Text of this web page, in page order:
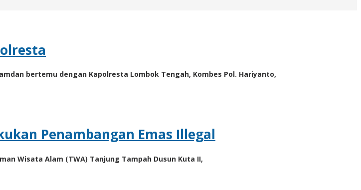
bertemu dengan Kapolresta Lombok Tengah, Kombes Pol. Hariyanto,
Penambangan Emas Illegal
Wisata Alam (TWA) Tanjung Tampah Dusun Kuta II,